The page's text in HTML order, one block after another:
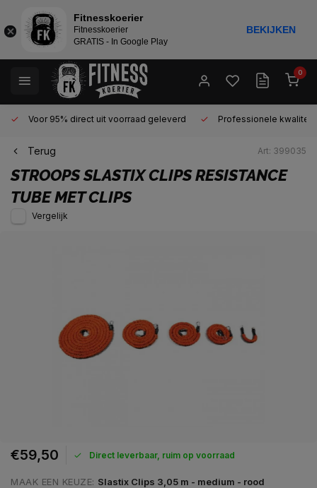
0
Voor 95% direct uit voorraad geleverd Professionele kwaliteit
Terug Art: 399035
STROOPSSLASTIX CLIPS RESISTANCE
TUBE MET CLIPS
Vergelijk
€59,50 Direct leverbaar, ruim op voorraad
MAAK EEN KEUZE: Slastix Clips 3,05 m - medium - rood
Fitnesskoerier
Fitnesskoerier
GRATIS - In Google Play
BEKIJKEN